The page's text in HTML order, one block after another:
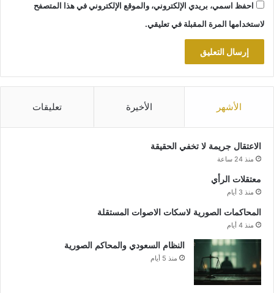
احفظ اسمي، بريدي الإلكتروني، والموقع الإلكتروني في هذا المتصفح
لاستخدامها المرة المقبلة في تعليقي.
الأشهر الأخيرة تعليقات
الاعتقال جريمة لا تخفي الحقيقة
منذ 24 ساعة
معتقلات الرأي
منذ 3 أيام
المحاكمات الصورية لاسكات الاصوات المستقلة
منذ 4 أيام
النظام السعودي والمحاكم الصورية
منذ 5 أيام